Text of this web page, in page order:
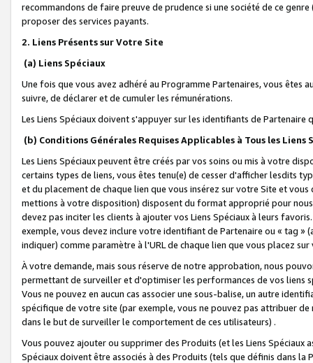
recommandons de faire preuve de prudence si une société de ce
proposer des services payants.
2. Liens Présents sur Votre Site
(a) Liens Spéciaux
Une fois que vous avez adhéré au Programme Partenaires, vous êtes
suivre, de déclarer et de cumuler les rémunérations.
Les Liens Spéciaux doivent s'appuyer sur les identifiants de Partenaire
(b) Conditions Générales Requises Applicables à Tous les Liens
Les Liens Spéciaux peuvent être créés par vos soins ou mis à votre
certains types de liens, vous êtes tenu(e) de cesser d'afficher lesdits
et du placement de chaque lien que vous insérez sur votre Site et
mettions à votre disposition) disposent du format approprié pour
devez pas inciter les clients à ajouter vos Liens Spéciaux à leurs
exemple, vous devez inclure votre identifiant de Partenaire ou « tag
indiquer) comme paramètre à l'URL de chaque lien que vous placez
À votre demande, mais sous réserve de notre approbation, nous
permettant de surveiller et d'optimiser les performances de vos liens
Vous ne pouvez en aucun cas associer une sous-balise, un autre
spécifique de votre site (par exemple, vous ne pouvez pas attribuer
dans le but de surveiller le comportement de ces utilisateurs) .
Vous pouvez ajouter ou supprimer des Produits (et les Liens
Spéciaux doivent être associés à des Produits (tels que définis dans